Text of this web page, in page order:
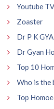
Youtube TV
Zoaster
Dr P K
Dr Gyan
Top 10
Who is the
Top